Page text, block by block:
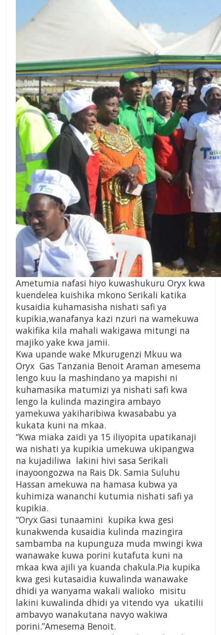
Ametumia nafasi hiyo kuwashukuru Oryx kwa
kuendelea kuishika mkono Serikali katika
kusaidia kuhamasisha nishati safi ya
kupikia,wanafanya kazi nzuri na wamekuwa
wakifika kila mahali wakigawa mitungi na
majiko yake kwa jamii.
Kwa upande wake Mkurugenzi Mkuu wa
Oryx Gas Tanzania Benoit Araman amesema
lengo kuu la mashindano ya mapishi ni
kuhamasika matumizi ya nishati safi kwa
lengo la kulinda mazingira ambayo
yamekuwa yakiharibiwa kwasababu ya
kukata kuni na mkaa.
“Kwa miaka zaidi ya 15 iliyopita upatikanaji
wa nishati ya kupikia umekuwa ukipangwa
na kujadiliwa lakini hivi sasa Serikali
inayoongozwa na Rais Dk. Samia Suluhu
Hassan amekuwa na hamasa kubwa ya
kuhimiza wananchi kutumia nishati safi ya
kupikia.
“Oryx Gasi tunaamini kupika kwa gesi
kunakwenda kusaidia kulinda mazingira
sambamba na kupunguza muda mwingi kwa
wanawake kuwa porini kutafuta kuni na
mkaa kwa ajili ya kuanda chakula.Pia kupika
kwa gesi kutasaidia kuwalinda wanawake
dhidi ya wanyama wakali walioko misitu
lakini kuwalinda dhidi ya vitendo vya ukatilii
ambavyo wanakutana navyo wakiwa
porini.”Amesema Benoit.